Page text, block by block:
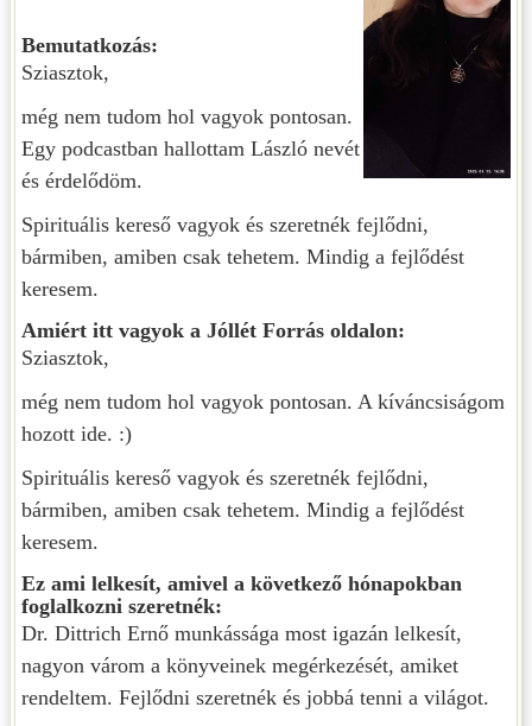
Bemutatkozás:
Sziasztok,
még nem tudom hol vagyok pontosan.
Egy podcastban hallottam László nevét
és érdelődöm.
Spirituális kereső vagyok és szeretnék fejlődni,
bármiben, amiben csak tehetem. Mindig a fejlődést
keresem.
Amiért itt vagyok a Jóllét Forrás oldalon:
Sziasztok,
még nem tudom hol vagyok pontosan. A kíváncsiságom
hozott ide. :)
Spirituális kereső vagyok és szeretnék fejlődni,
bármiben, amiben csak tehetem. Mindig a fejlődést
keresem.
Ez ami lelkesít, amivel a következő hónapokban
foglalkozni szeretnék:
Dr. Dittrich Ernő munkássága most igazán lelkesít,
nagyon várom a könyveinek megérkezését, amiket
rendeltem. Fejlődni szeretnék és jobbá tenni a világot.